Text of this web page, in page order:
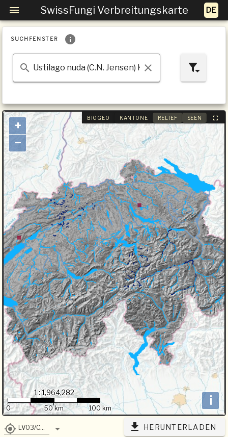
SwissFungi Verbreitungskarte
SUCHFENSTER
BIOGEO KANTONE RELIEF SEEN
+
−
i
1 : 1,964,282
0 50 km 100 km
LV03/CH1903 HERUNTERLADEN